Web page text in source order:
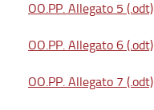
OO.PP. Allegato 5 (.odt)
OO.PP. Allegato 6 (.odt)
OO.PP. Allegato 7 (.odt)